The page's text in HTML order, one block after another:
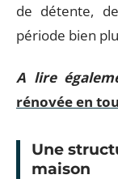
de détente,
période bien
A lire
rénovée en
Une
maison